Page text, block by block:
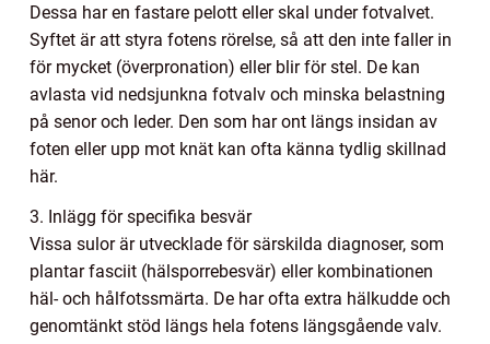
Dessa har en fastare pelott eller skal under fotvalvet.
Syftet är att styra fotens rörelse, så att den inte faller in
för mycket (överpronation) eller blir för stel. De kan
avlasta vid nedsjunkna fotvalv och minska belastning
på senor och leder. Den som har ont längs insidan av
foten eller upp mot knät kan ofta känna tydlig skillnad
här.
3. Inlägg för specifika besvär
Vissa sulor är utvecklade för särskilda diagnoser, som
plantar fasciit (hälsporrebesvär) eller kombinationen
häl- och hålfotssmärta. De har ofta extra hälkudde och
genomtänkt stöd längs hela fotens längsgående valv.